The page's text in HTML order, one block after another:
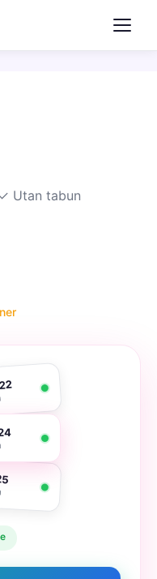
Utan tabun